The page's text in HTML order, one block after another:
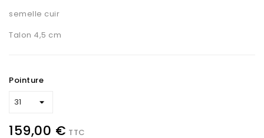
semelle cuir
Talon 4,5 cm
Pointure
159,00 € TTC